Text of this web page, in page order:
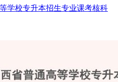
学校专升本招生专业课考核科